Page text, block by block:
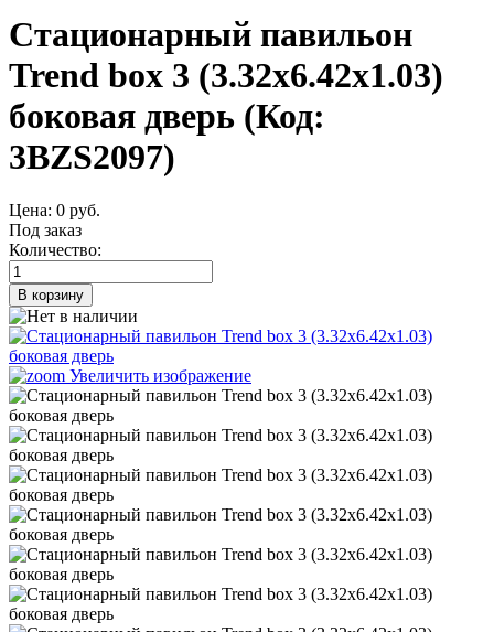
Стационарный павильон
Trend box 3 (3.32х6.42х1.03)
боковая дверь (Код:
3BZS2097)
Цена: 0 руб.
Под заказ
Количество:
В корзину
Увеличить изображение